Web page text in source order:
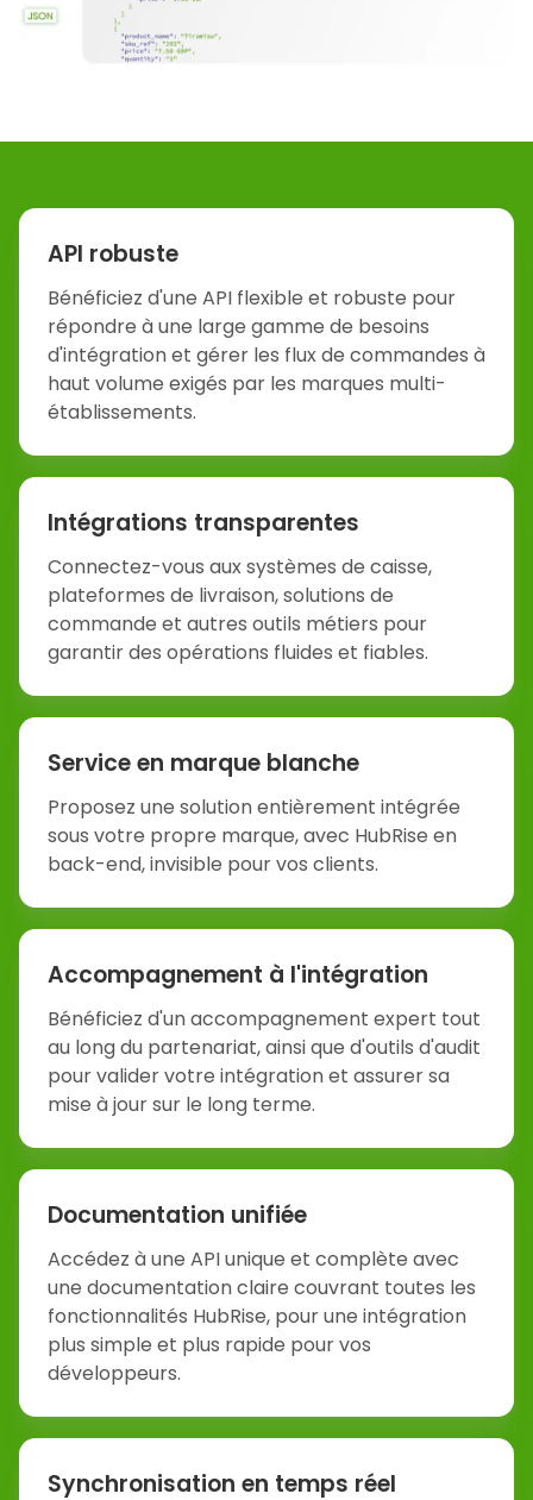
API robuste
Bénéficiez d'une API flexible et robuste pour
répondre à une large gamme de besoins
d'intégration et gérer les flux de commandes à
haut volume exigés par les marques multi-
établissements.
Intégrations transparentes
Connectez-vous aux systèmes de caisse,
plateformes de livraison, solutions de
commande et autres outils métiers pour
garantir des opérations fluides et fiables.
Service en marque blanche
Proposez une solution entièrement intégrée
sous votre propre marque, avec HubRise en
back-end, invisible pour vos clients.
Accompagnement à l'intégration
Bénéficiez d'un accompagnement expert tout
au long du partenariat, ainsi que d'outils d'audit
pour valider votre intégration et assurer sa
mise à jour sur le long terme.
Documentation unifiée
Accédez à une API unique et complète avec
une documentation claire couvrant toutes les
fonctionnalités HubRise, pour une intégration
plus simple et plus rapide pour vos
développeurs.
Synchronisation en temps réel